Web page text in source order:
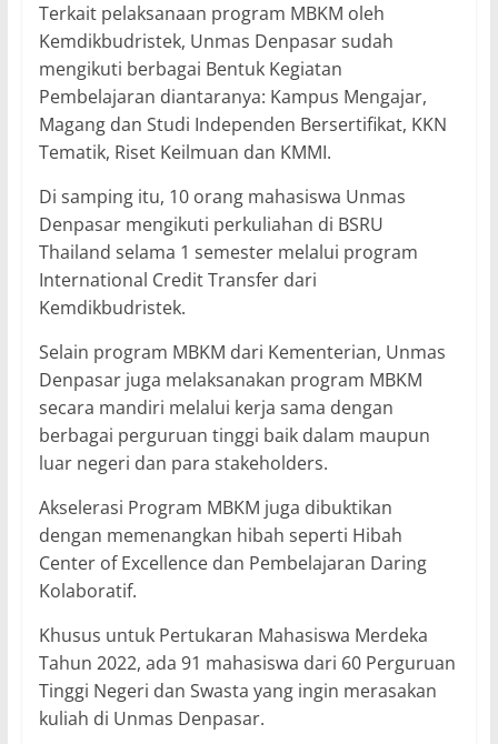
Terkait pelaksanaan program MBKM oleh
Kemdikbudristek, Unmas Denpasar sudah
mengikuti berbagai Bentuk Kegiatan
Pembelajaran diantaranya: Kampus Mengajar,
Magang dan Studi Independen Bersertifikat, KKN
Tematik, Riset Keilmuan dan KMMI.
Di samping itu, 10 orang mahasiswa Unmas
Denpasar mengikuti perkuliahan di BSRU
Thailand selama 1 semester melalui program
International Credit Transfer dari
Kemdikbudristek.
Selain program MBKM dari Kementerian, Unmas
Denpasar juga melaksanakan program MBKM
secara mandiri melalui kerja sama dengan
berbagai perguruan tinggi baik dalam maupun
luar negeri dan para stakeholders.
Akselerasi Program MBKM juga dibuktikan
dengan memenangkan hibah seperti Hibah
Center of Excellence dan Pembelajaran Daring
Kolaboratif.
Khusus untuk Pertukaran Mahasiswa Merdeka
Tahun 2022, ada 91 mahasiswa dari 60 Perguruan
Tinggi Negeri dan Swasta yang ingin merasakan
kuliah di Unmas Denpasar.